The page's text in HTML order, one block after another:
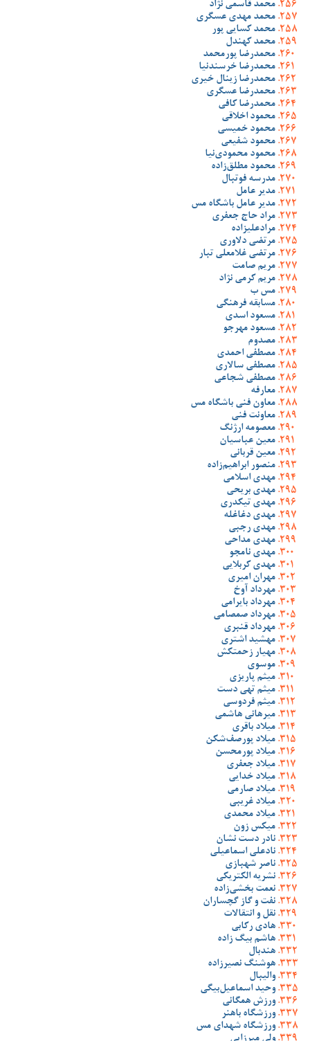
محمد قاسمی نژاد
محمد مهدی عسگری
محمد کسایی پور
محمد کهندل
محمدرضا پورمحمد
محمدرضا خرسندنیا
محمدرضا زینال خیری
محمدرضا عسگری
محمدرضا کافی
محمود اخلاقی
محمود خمیسی
محمود شفیعی
محمود محمودی‌نیا
محمود مطلق‌زاده
مدرسه فوتبال
مدیر عامل
مدیر عامل باشگاه مس
مراد حاج جعفری
مرادعلیزاده
مرتضی دلاوری
مرتضی غلامعلی تبار
مریم صامت
مریم کرمی نژاد
مس ب
مسابقه فرهنگی
مسعود اسدی
مسعود مهرجو
مصدوم
مصطفی احمدی
مصطفی سالاری
مصطفی شجاعی
معارفه
معاون فنی باشگاه مس
معاونت فنی
معصومه ارژنگ
معین عباسیان
معین قربانی
منصور ابراهیم‌زاده
مهدی اسلامی
مهدی بریحی
مهدی تیکدری
مهدی دغاغله
مهدی رجبی
مهدی مداحی
مهدی نامجو
مهدی کربلایی
مهران امیری
مهرداد آوخ
مهرداد بایرامی
مهرداد صمصامی
مهرداد قنبری
مهشید اشتری
مهیار زحمتکش
موسوی
میثم پاریزی
میثم تهی دست
میثم فردوسی
میرهانی هاشمی
میلاد باقری
میلاد پورصف‌شکن
میلاد پورمحسن
میلاد جعفری
میلاد خدایی
میلاد صارمی
میلاد غریبی
میلاد محمدی
میکس زون
نادر دست نشان
نادعلی اسماعیلی
ناصر شهبازی
نشریه الکتریکی
نعمت بخشی‌زاده
نفت و گاز گچساران
نقل و انتقالات
هادی رکابی
هاشم بیگ زاده
هندبال
هوشنگ نصیرزاده
والیبال
وحید اسماعیل‌بیگی
ورزش همگانی
ورزشگاه باهنر
ورزشگاه شهدای مس